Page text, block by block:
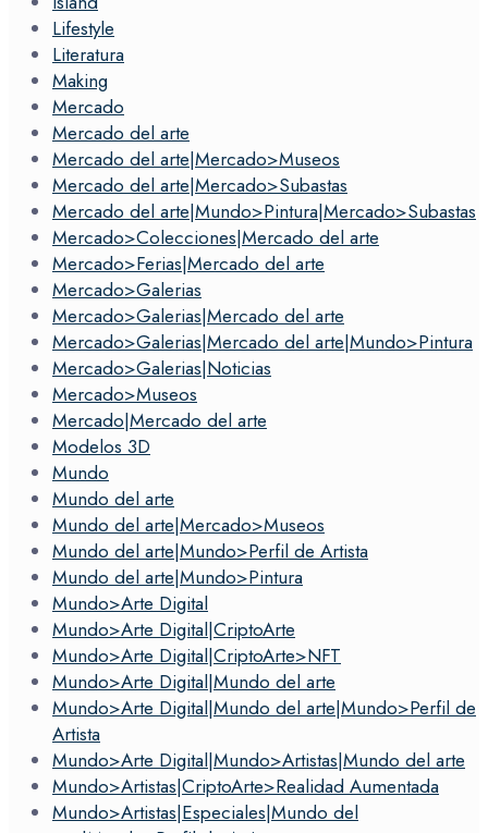
Lifestyle
Literatura
Making
Mercado
Mercado del arte
Mercado del arte|Mercado>Museos
Mercado del arte|Mercado>Subastas
Mercado del arte|Mundo>Pintura|Mercado>Subastas
Mercado>Colecciones|Mercado del arte
Mercado>Ferias|Mercado del arte
Mercado>Galerias
Mercado>Galerias|Mercado del arte
Mercado>Galerias|Mercado del arte|Mundo>Pintura
Mercado>Galerias|Noticias
Mercado>Museos
Mercado|Mercado del arte
Modelos 3D
Mundo
Mundo del arte
Mundo del arte|Mercado>Museos
Mundo del arte|Mundo>Perfil de Artista
Mundo del arte|Mundo>Pintura
Mundo>Arte Digital
Mundo>Arte Digital|CriptoArte
Mundo>Arte Digital|CriptoArte>NFT
Mundo>Arte Digital|Mundo del arte
Mundo>Arte Digital|Mundo del arte|Mundo>Perfil de
Artista
Mundo>Arte Digital|Mundo>Artistas|Mundo del arte
Mundo>Artistas|CriptoArte>Realidad Aumentada
Mundo>Artistas|Especiales|Mundo del